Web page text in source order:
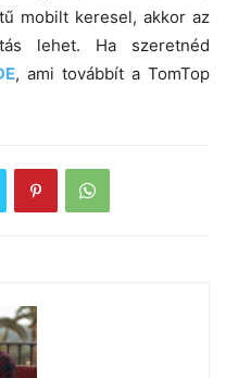
mobilt keresel, akkor az
lehet. Ha szeretnéd
, ami továbbít a TomTop